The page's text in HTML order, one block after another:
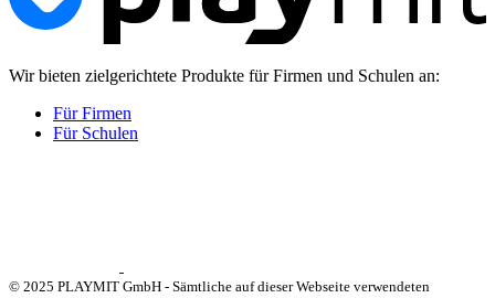
Wir bieten zielgerichtete Produkte für Firmen und Schulen an:
Für Firmen
Für Schulen
© 2025 PLAYMIT GmbH - Sämtliche auf dieser Webseite verwendeten